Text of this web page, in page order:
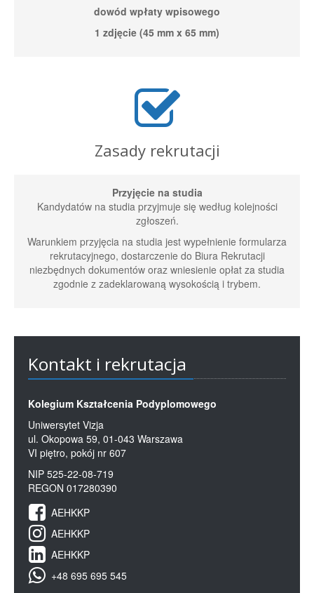
dowód wpłaty wpisowego
1 zdjęcie (45 mm x 65 mm)
Zasady rekrutacji
Przyjęcie na studia
Kandydatów na studia przyjmuje się według kolejności
zgłoszeń.
Warunkiem przyjęcia na studia jest wypełnienie formularza
rekrutacyjnego, dostarczenie do Biura Rekrutacji
niezbędnych dokumentów oraz wniesienie opłat za studia
zgodnie z zadeklarowaną wysokością i trybem.
Kontakt i rekrutacja
Kolegium Kształcenia Podyplomowego
Uniwersytet Vizja
ul. Okopowa 59, 01-043 Warszawa
VI piętro, pokój nr 607
NIP 525-22-08-719
REGON 017280390
AEHKKP
AEHKKP
AEHKKP
+48 695 695 545